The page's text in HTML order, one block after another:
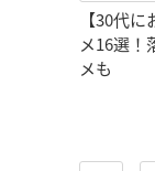
【30代
メ16選！
メも